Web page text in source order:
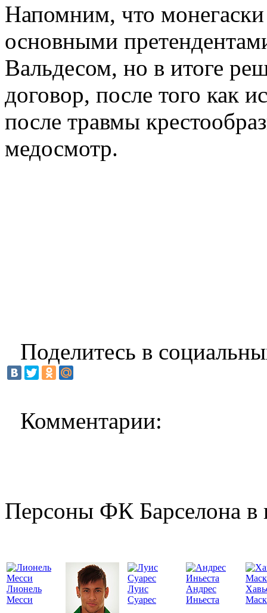
Напомним, что монегаски
основными
Вальдесом, но в итоге
договор, после того как
после травмы
медосмотр.
Поделитесь в
Комментарии:
Персоны ФК Барселона в
Лионель
Месси
Луис
Суарес
Андрес
Иньеста